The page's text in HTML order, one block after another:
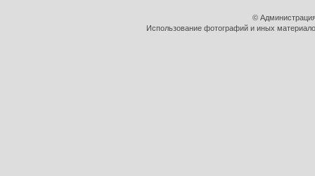
©
Использование фотографий и иных